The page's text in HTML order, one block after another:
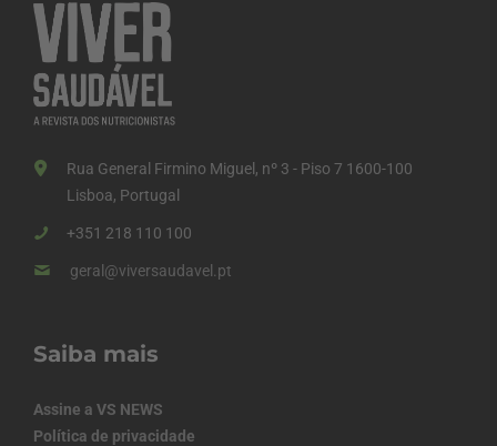
Rua General Firmino Miguel, nº 3 - Piso 7 1600-100
Lisboa, Portugal
+351 218 110 100
geral@viversaudavel.pt
Saiba mais
Assine a VS NEWS
Política de privacidade